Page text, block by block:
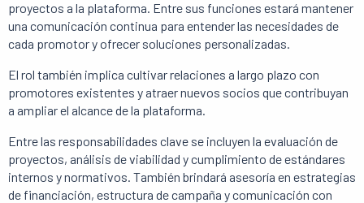
proyectos a la plataforma. Entre sus funciones estará mantener
una comunicación continua para entender las necesidades de
cada promotor y ofrecer soluciones personalizadas.
El rol también implica cultivar relaciones a largo plazo con
promotores existentes y atraer nuevos socios que contribuyan
a ampliar el alcance de la plataforma.
Entre las responsabilidades clave se incluyen la evaluación de
proyectos, análisis de viabilidad y cumplimiento de estándares
internos y normativos. También brindará asesoría en estrategias
de financiación, estructura de campaña y comunicación con